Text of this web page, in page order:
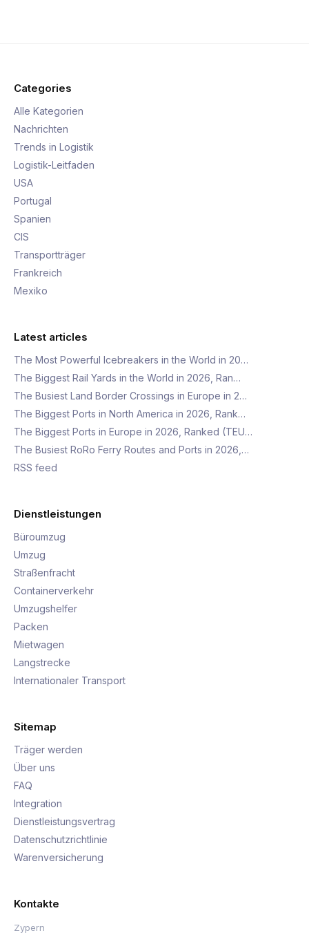
Categories
Alle Kategorien
Nachrichten
Trends in Logistik
Logistik-Leitfaden
USA
Portugal
Spanien
CIS
Transportträger
Frankreich
Mexiko
Latest articles
The Most Powerful Icebreakers in the World in 20…
The Biggest Rail Yards in the World in 2026, Ran…
The Busiest Land Border Crossings in Europe in 2…
The Biggest Ports in North America in 2026, Rank…
The Biggest Ports in Europe in 2026, Ranked (TEU…
The Busiest RoRo Ferry Routes and Ports in 2026,…
RSS feed
Dienstleistungen
Büroumzug
Umzug
Straßenfracht
Containerverkehr
Umzugshelfer
Packen
Mietwagen
Langstrecke
Internationaler Transport
Sitemap
Träger werden
Über uns
FAQ
Integration
Dienstleistungsvertrag
Datenschutzrichtlinie
Warenversicherung
Kontakte
Zypern